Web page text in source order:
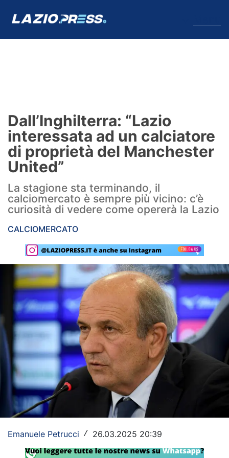
Formello
Infortuni
Primavera
Calciomercato
Rassegna Lazio
Social
Calcio
Serie A
Champions League
Europa League
Altri Sport
Formula 1
Vela
Dall’Inghilterra: “Lazio
interessata ad un calciatore
di proprietà del Manchester
United”
La stagione sta terminando, il
calciomercato è sempre più vicino: c’è
curiosità di vedere come opererà la Lazio
CALCIOMERCATO
Emanuele Petrucci / 26.03.2025 20:39